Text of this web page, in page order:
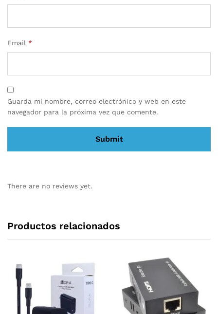
Email *
Guarda mi nombre, correo electrónico y web en este
navegador para la próxima vez que comente.
There are no reviews yet.
Productos relacionados